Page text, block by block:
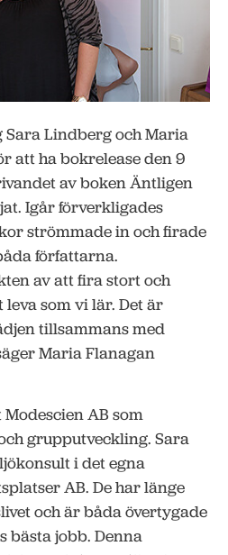
Sara Lindberg och Maria
att ha bokrelease den 9
av boken Äntligen
Igår förverkligades
strömmade in och firade
författarna.
av att fira stort och
som vi lär. Det är
tillsammans med
Maria Flanagan
AB som
grupputveckling. Sara
i det egna
AB. De har länge
och är båda övertygade
bästa jobb. Denna